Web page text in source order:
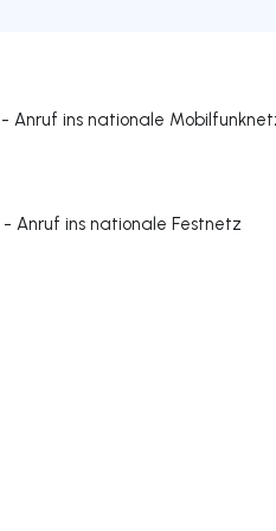
- Anruf ins nationale
- Anruf ins nationale Festnetz